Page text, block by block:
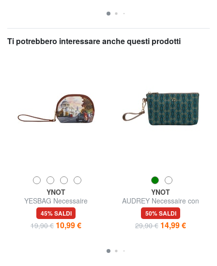
Ti potrebbero interessare anche questi prodotti
YNOT
YESBAG Necessaire
45% SALDI
19,90 € 10,99 €
YNOT
AUDREY Necessaire con
polsierina
50% SALDI
29,90 € 14,99 €